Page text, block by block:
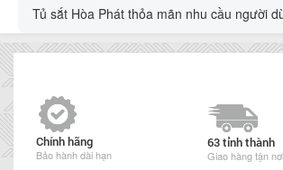
Tủ sắt Hòa Phát thỏa mãn nhu cầu người
Chính hãng
Bảo hành dài hạn
63 tỉnh thành
Giao hàng tận nơi